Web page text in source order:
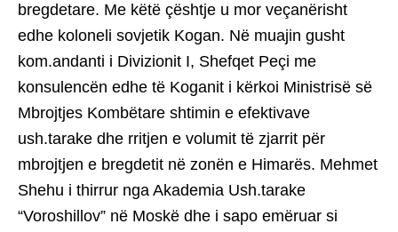
bregdetare. Me këtë çështje u mor veçanërisht
edhe koloneli sovjetik Kogan. Në muajin gusht
kom.andanti i Divizionit I, Shefqet Peçi me
konsulencën edhe të Koganit i kërkoi Ministrisë së
Mbrojtjes Kombëtare shtimin e efektivave
ush.tarake dhe rritjen e volumit të zjarrit për
mbrojtjen e bregdetit në zonën e Himarës. Mehmet
Shehu i thirrur nga Akademia Ush.tarake
“Voroshillov” në Moskë dhe i sapo emëruar si